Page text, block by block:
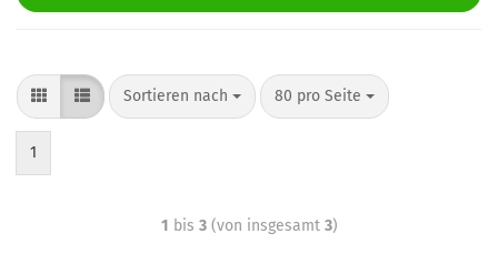
Sortieren nach 80 pro Seite
1
1 bis 3(von insgesamt 3)